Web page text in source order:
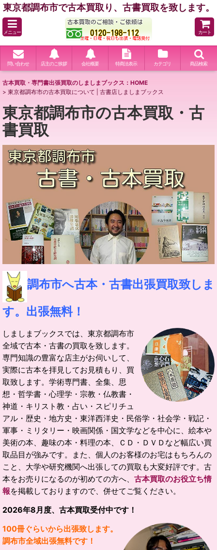
東京都調布市で古本買取り、古書買取を致します。
メニュー カート
問い合わせ 店主のご挨拶 会社概要 特商法表示 カテゴリ 商品検索
古本買取・専門書出張買取のしましまブックス：HOME
> 東京都調布市の古本買取について | 古書店しましまブックス
東京都調布市の古本買取・古
書買取
調布市へ古本・古書出張買取致しま
す。出張無料！
しましまブックスでは、東京都調布市
全域で古本・古書の買取を致します。
専門知識の豊富な店主がお伺いして、
実際に古本を拝見してお見積もり、買
取致します。 学術専門書、全集、思
想・哲学書・心理学・宗教・仏教書・
神道・キリスト教・占い・スピリチュ
アル・歴史・地方史・東洋西洋史・民俗学・社会学・戦記・
軍事・ミリタリー・映画関係・国文学などを中心に、絵本や
美術の本、趣味の本・料理の本、ＣＤ・ＤＶＤなど幅広い買
取品目が強みです。
また、個人のお客様のお宅はもちろんの
こと、大学や研究機関へ出張しての買取も大変好評です。 古
本をお売りになるのが初めての方へ、 古本買取のお役立ち情
報を掲載しておりますので、併せてご覧ください。
2026年8 月度、古本買取受付中です！
100冊ぐらいから出張致します。
調布市全域出張無料です！